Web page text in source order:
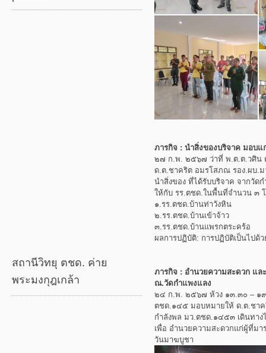
สถานีวิทยุ ตชด. ค่าย
พระมงกุฎเกล้า
ภารกิจ : นำสิ่งของบริจาค มอบ
๒๗ ก.พ. ๒๕๖๗ ว่าที่ พ.ต.ต.วศิน
ด.ต.ชาคริต อมรโสภณ รอง.ผบ
นำสิ่งของ ที่ได้รับบริจาค จากวัด
ให้กับ รร.ตชด.ในพื้นที่จำนวน ๓ โ
๑.รร.ตชด.บ้านท่าวังหิน
๒.รร.ตชด.บ้านเข้าจ้าว
๓.รร.ตชด.บ้านแพรกตระคร้อ
ผลการปฏิบัติ: การปฏิบัติเป็นไปด้ว
ภารกิจ : อำนวยความสะดวก แ
ณ.วัดกำแพงแลง
๒๔ ก.พ. ๒๕๖๗ ห้วง ๑๓.๓๐ – ๑
ตชด.๑๔๕ มอบหมายให้ ด.ต.ชา
กำลังพล มว.ตชด.๑๔๕๓ เดินทาง
เพื่อ อำนวยความสะดวกแก่ผู้ที่มา
วันมาฆบูชา